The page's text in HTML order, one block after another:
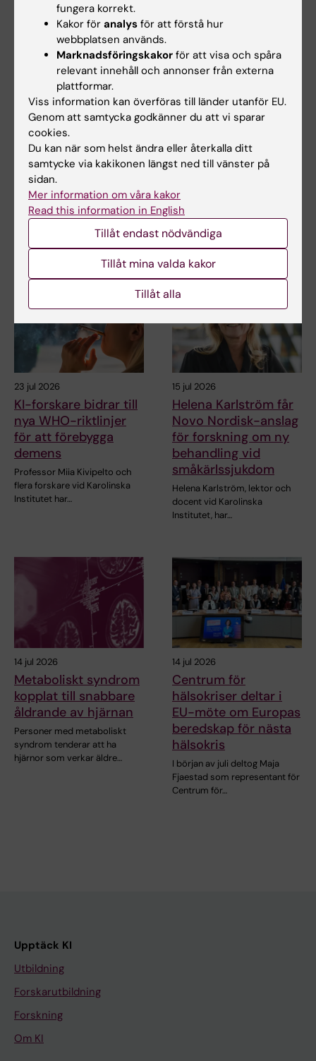
27 jul 2026
Juliette Foucher
tilldelas prestigefyllt
internationellt ALS-
anslag
Juliette Foucher, postdoktor
vid institutionen för klinisk
neurovetenskap…
24 jul 2026
Två KI-forskare får
innovationsfinansieri
ng från Knut och
Stiftelse
Professor Gonçalo Castelo-
Branco och professor Janne
Lehtiö vid KI får…
23 jul 2026
KI-forskare bidrar till
nya WHO-riktlinjer
för att förebygga
demens
Professor Miia Kivipelto och
flera forskare vid Karolinska
Institutet har…
15 jul 2026
Helena Karlström får
Novo Nordisk-anslag
för forskning om ny
behandling vid
småkärlssjukdom
Helena Karlström, lektor och
docent vid Karolinska
Institutet, har…
14 jul 2026
Metaboliskt syndrom
kopplat till snabbare
åldrande av hjärnan
Personer med metaboliskt
syndrom tenderar att ha
hjärnor som verkar äldre…
14 jul 2026
Centrum för
hälsokriser deltar i
EU-möte om Europas
beredskap för nästa
hälsokris
I början av juli deltog Maja
Fjaestad som representant för
Centrum för…
Upptäck KI
Utbildning
Forskarutbildning
Forskning
Om KI
fungera korrekt.
Kakor för analys för att förstå hur
webbplatsen används.
Marknadsföringskakor för att visa och spåra
relevant innehåll och annonser från externa
plattformar.
Viss information kan överföras till länder utanför EU.
Genom att samtycka godkänner du att vi sparar
cookies.
Du kan när som helst ändra eller återkalla ditt
samtycke via kakikonen längst ned till vänster på
sidan.
Mer information om våra kakor
Read this information in English
Tillåt endast nödvändiga
Tillåt mina valda kakor
Tillåt alla